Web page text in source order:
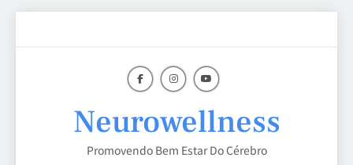
Neurowellness
Promovendo Bem Estar Do Cérebro